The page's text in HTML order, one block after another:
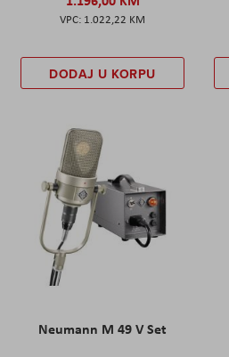
1.022,22 KM
DODAJ U KORPU
Neumann M 49 V Set